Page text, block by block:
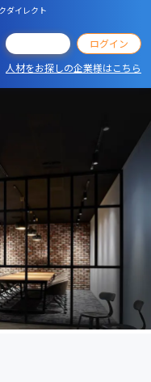
ダイレクト
ログイン
人材をお探しの企業様はこちら